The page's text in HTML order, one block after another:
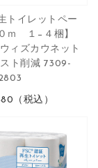
トイレットペー
ｍ １−４梱】
ィズカウネット
ト削減 7309-
（税込）